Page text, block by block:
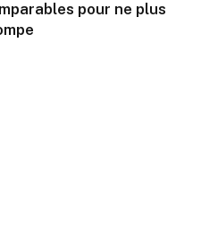
pour ne plus